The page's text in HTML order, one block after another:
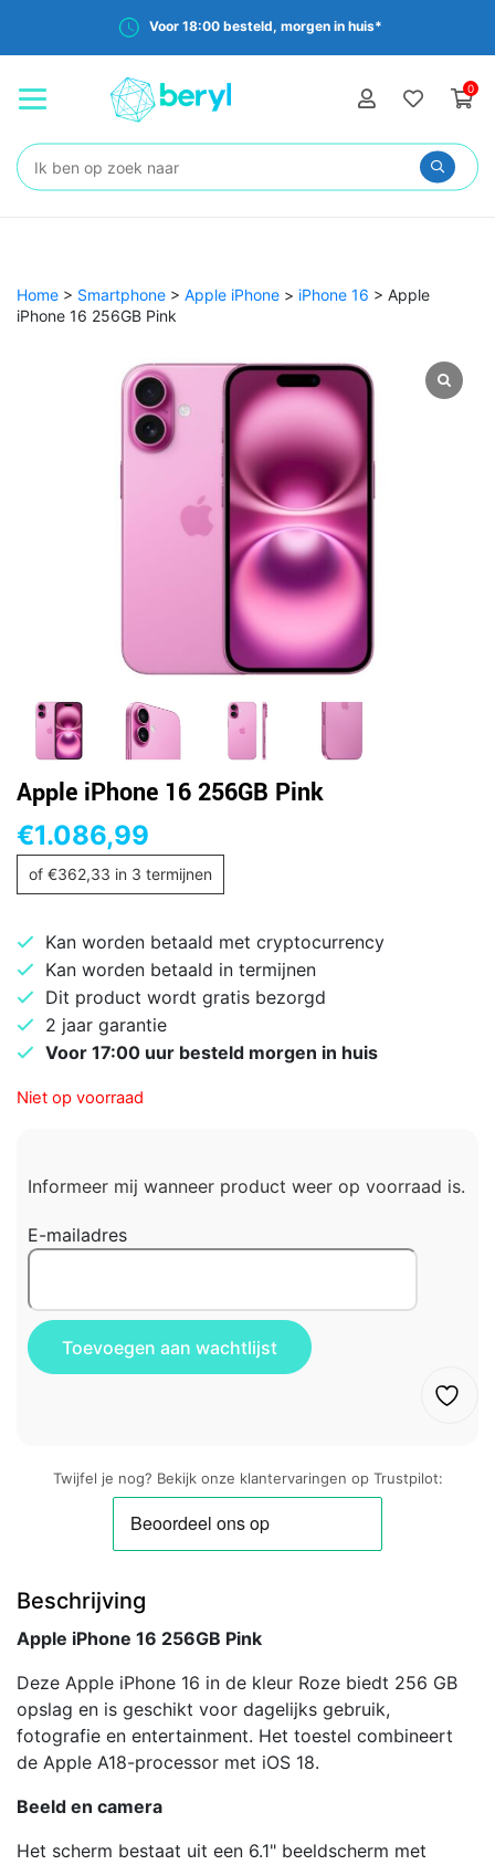
Voor 18:00 besteld, morgen in huis*
0
Zoeken:
Home > Smartphone > Apple iPhone > iPhone 16 > Apple
iPhone 16 256GB Pink
Apple iPhone 16 256GB Pink
€1.086,99
of €362,33 in 3 termijnen
Kan worden betaald met cryptocurrency
Kan worden betaald in termijnen
Dit product wordt gratis bezorgd
2 jaar garantie
Voor 17:00 uur besteld morgen in huis
Niet op voorraad
Informeer mij wanneer product weer op voorraad is.
E-mailadres
Twijfel je nog? Bekijk onze klantervaringen op Trustpilot:
Beschrijving
Apple iPhone 16 256GB Pink
Deze Apple iPhone 16 in de kleur Roze biedt 256 GB
opslag en is geschikt voor dagelijks gebruik,
fotografie en entertainment. Het toestel combineert
de Apple A18-processor met iOS 18.
Beeld en camera
Het scherm bestaat uit een 6.1" beeldscherm met